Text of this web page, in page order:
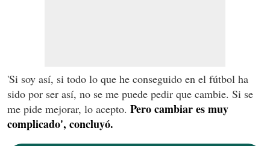
'Si soy así, si todo lo que he conseguido en el fútbol ha
sido por ser así, no se me puede pedir que cambie. Si se
me pide mejorar, lo acepto. Pero cambiar es muy
complicado', concluyó.